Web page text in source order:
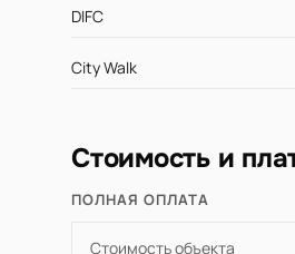
DIFC
City Walk
Стоимость и
ПОЛНАЯ ОПЛАТА
Стоимость объекта